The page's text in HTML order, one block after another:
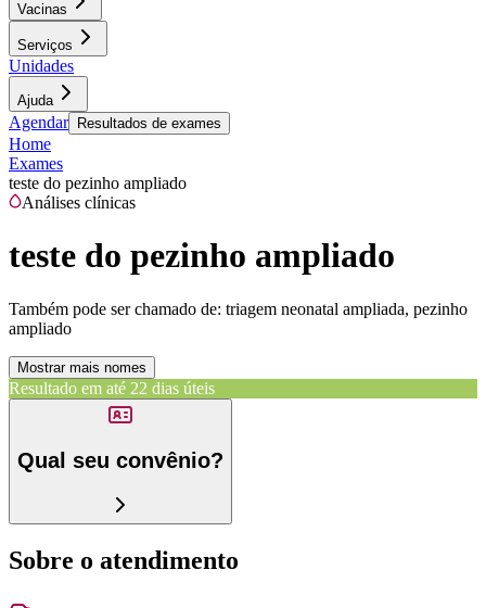
Vacinas
Serviços
Unidades
Ajuda
Agendar Resultados de exames
Home
Exames
teste do pezinho ampliado
Análises clínicas
teste do pezinho ampliado
Também pode ser chamado de: triagem neonatal ampliada, pezinho
ampliado
Mostrar mais nomes
Resultado em até 22 dias úteis
Qual seu convênio?
Sobre o atendimento